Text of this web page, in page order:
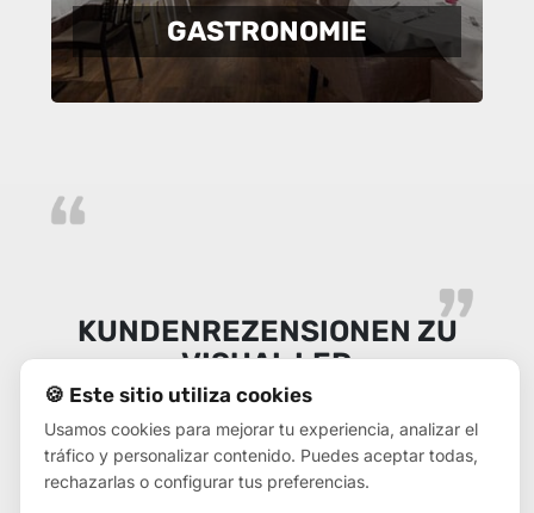
GASTRONOMIE
KUNDENREZENSIONEN ZU
VISUAL LED
Um ehrlich zu sein, ich habe es nicht erwartet, so
🍪 Este sitio utiliza cookies
Usamos cookies para mejorar tu experiencia, analizar el
tráfico y personalizar contenido. Puedes aceptar todas,
rechazarlas o configurar tus preferencias.